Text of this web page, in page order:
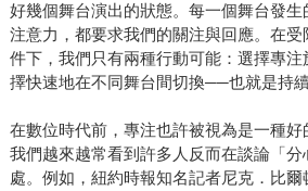
好幾個舞台演出的狀態。每一個舞台發
注意力，都要求我們的關注與回應。在
件下，我們只有兩種行動可能：選擇專
擇快速地在不同舞台間切換──也就是持續
在數位時代前，專注也許被視為是一種
我們越來越常看到許多人反而在談論「
處。例如，紐約時報知名記者尼克．比